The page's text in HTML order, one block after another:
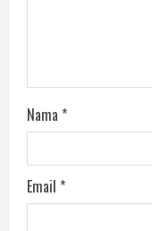
Nama *
Email *